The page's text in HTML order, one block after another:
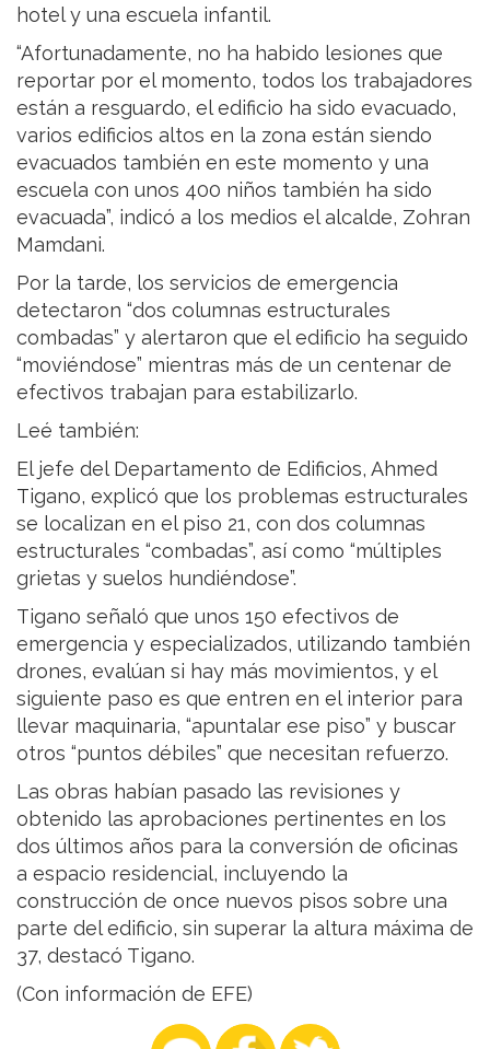
hotel y una escuela infantil.
“Afortunadamente, no ha habido lesiones que
reportar por el momento, todos los trabajadores
están a resguardo, el edificio ha sido evacuado,
varios edificios altos en la zona están siendo
evacuados también en este momento y una
escuela con unos 400 niños también ha sido
evacuada”, indicó a los medios el alcalde, Zohran
Mamdani.
Por la tarde, los servicios de emergencia
detectaron “dos columnas estructurales
combadas” y alertaron que el edificio ha seguido
“moviéndose” mientras más de un centenar de
efectivos trabajan para estabilizarlo.
Leé también:
El jefe del Departamento de Edificios, Ahmed
Tigano, explicó que los problemas estructurales
se localizan en el piso 21, con dos columnas
estructurales “combadas”, así como “múltiples
grietas y suelos hundiéndose”.
Tigano señaló que unos 150 efectivos de
emergencia y especializados, utilizando también
drones, evalúan si hay más movimientos, y el
siguiente paso es que entren en el interior para
llevar maquinaria, “apuntalar ese piso” y buscar
otros “puntos débiles” que necesitan refuerzo.
Las obras habían pasado las revisiones y
obtenido las aprobaciones pertinentes en los
dos últimos años para la conversión de oficinas
a espacio residencial, incluyendo la
construcción de once nuevos pisos sobre una
parte del edificio, sin superar la altura máxima de
37, destacó Tigano.
(Con información de EFE)